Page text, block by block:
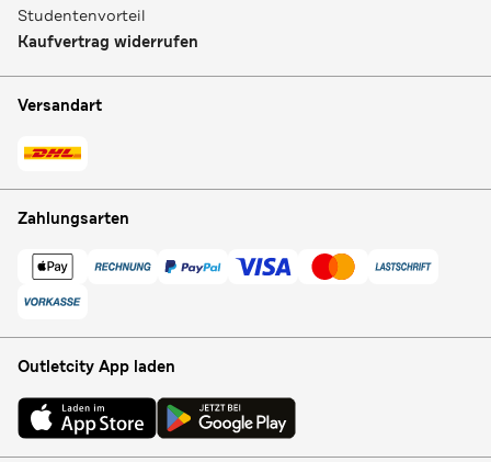
Studentenvorteil
Kaufvertrag widerrufen
Versandart
Zahlungsarten
Outletcity App laden